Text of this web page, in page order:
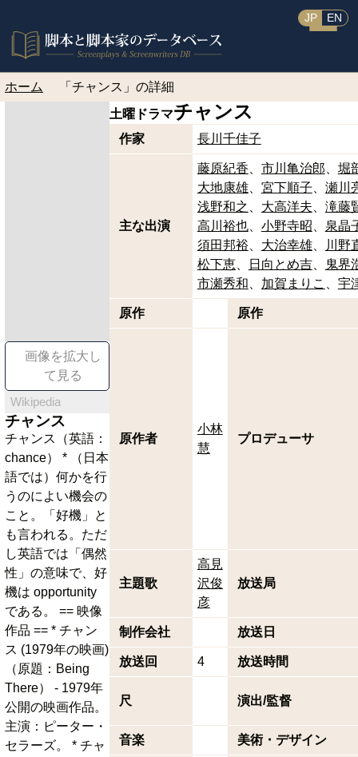
JP EN
ホーム 「チャンス」の詳細
画像を拡大し
て見る
Wikipedia
チャンス
チャンス（英語：
chance） * （日本
語では）何かを行
うのによい機会の
こと。「好機」と
も言われる。ただ
し英語では「偶然
性」の意味で、好
機は opportunity
である。 == 映像
作品 == * チャン
ス (1979年の映画)
（原題：Being
There） - 1979年
公開の映画作品。
主演：ピーター・
セラーズ。 * チャ
土曜ドラマチャンス
作家 長川千佳子
主な出演
藤原紀香 市川亀治郎
堀
大地康雄
宮下順子
瀬川
浅野和之
大高洋夫
滝藤
高川裕也
小野寺昭
泉晶
須田邦裕
大治幸雄
川野
松下恵
日向とめ吉
鬼界
市瀬秀和
加賀まりこ 宇
原作 原作
原作者
小林
慧
プロデューサ
主題歌
高見
沢俊
彦
放送局
制作会社 放送日
放送回 4 放送時間
尺 演出/監督
音楽 美術・デザイン